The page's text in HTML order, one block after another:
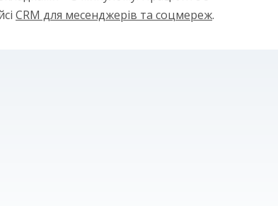
CRM для месенджерів та соцмереж.